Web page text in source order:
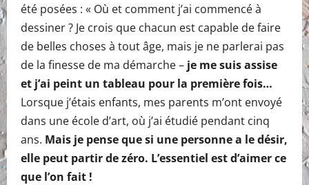
été posées : « Où et comment j’ai commencé à
dessiner ? Je crois que chacun est capable de faire
de belles choses à tout âge, mais je ne parlerai pas
de la finesse de ma démarche – je me suis assise
et j’ai peint un tableau pour la première fois…
Lorsque j’étais enfants, mes parents m’ont envoyé
dans une école d’art, où j’ai étudié pendant cinq
ans. Mais je pense que si une personne a le désir,
elle peut partir de zéro. L’essentiel est d’aimer ce
que l’on fait !